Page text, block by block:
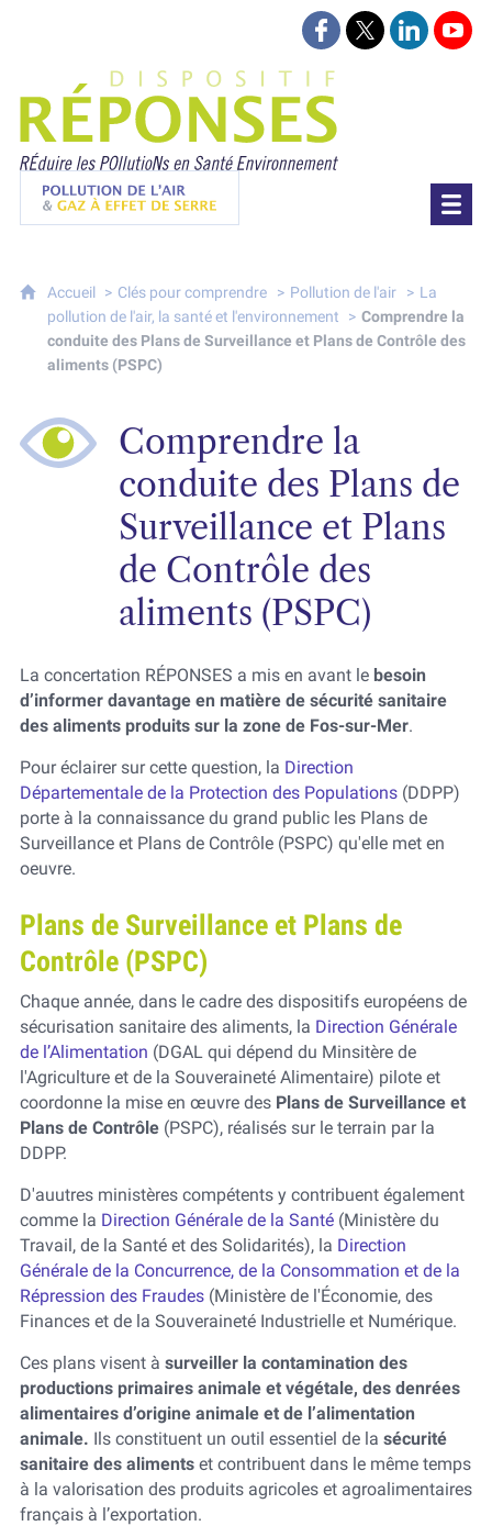
Pollution de l'air & gaz à effet de serre
Suivez-nous sur
Suivez-nous
Accueil Clés pour comprendre Pollution de l'air
La
pollution de l'air, la santé et l'environnement
Comprendre la
conduite des Plans de Surveillance et Plans de Contrôle des
aliments (PSPC)
Comprendre la
conduite des Plans de
Surveillance et Plans
de Contrôle des
aliments (PSPC)
La concertation RÉPONSES a mis en avant le besoin
d’informer davantage en matière de sécurité sanitaire
des aliments produits sur la zone de Fos-sur-Mer.
Pour éclairer sur cette question, la Direction
Départementale de la Protection des Populations(DDPP)
porte à la connaissance du grand public les Plans de
Surveillance et Plans de Contrôle (PSPC) qu'elle met en
oeuvre.
Plans de Surveillance et Plans de
Contrôle (PSPC)
Chaque année, dans le cadre des dispositifs européens de
sécurisation sanitaire des aliments, la Direction Générale
de l’Alimentation (DGAL qui dépend du Minsitère de
l'Agriculture et de la Souveraineté Alimentaire) pilote et
coordonne la mise en œuvre des Plans de Surveillance et
Plans de Contrôle(PSPC), réalisés sur le terrain par la
DDPP.
D'auutres ministères compétents y contribuent également
comme la Direction Générale de la Santé (Ministère du
Travail, de la Santé et des Solidarités), la Direction
Générale de la Concurrence, de la Consommation et de la
Répression des Fraudes(Ministère de l'Économie, des
Finances et de la Souveraineté Industrielle et Numérique.
Ces plans visent à surveiller la contamination des
productions primaires animale et végétale, des denrées
alimentaires d’origine animale et de l’alimentation
animale. Ils constituent un outil essentiel de la sécurité
sanitaire des alimentset contribuent dans le même temps
à la valorisation des produits agricoles et agroalimentaires
français à l’exportation.